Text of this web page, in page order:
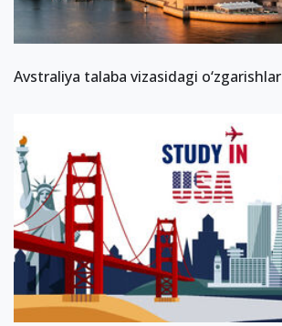
Avstraliya talaba vizasidagi o‘zgarishlar